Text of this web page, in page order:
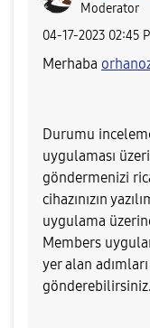
Moderator
‎04-17-2023 02:45
Merhaba
Durumu
uygulaması
göndermenizi
cihazınızın
uygulama
Members
yer alan
gönderebilirsiniz.